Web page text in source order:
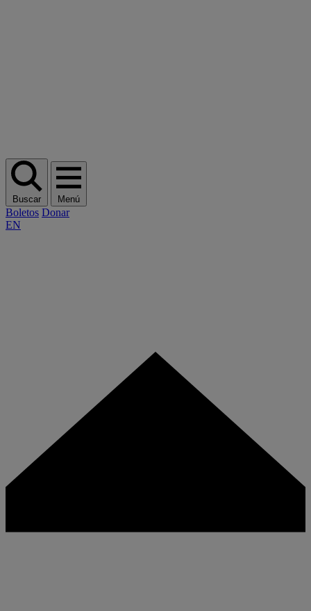
Buscar Menú
Boletos Donar
EN